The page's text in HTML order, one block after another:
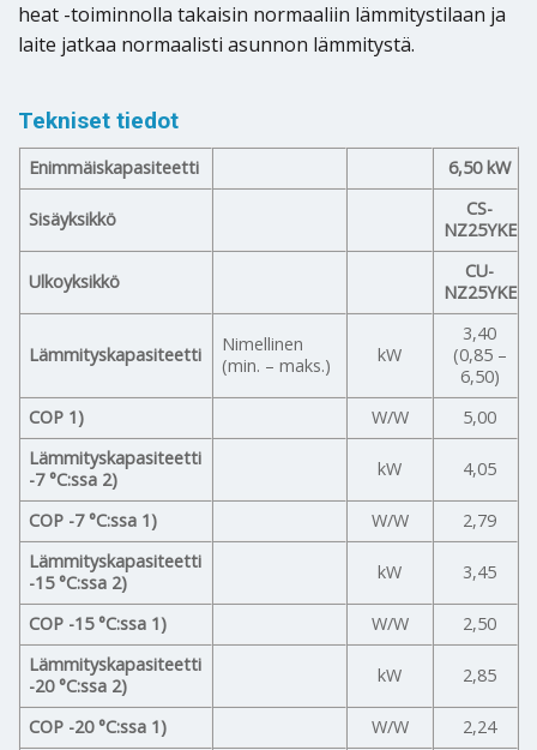
heat -toiminnolla takaisin normaaliin lämmitystilaan ja
laite jatkaa normaalisti asunnon lämmitystä.
Tekniset tiedot
Enimmäiskapasiteetti 6,50 kW
Sisäyksikkö
CS-
NZ25YKE
Ulkoyksikkö
CU-
NZ25YKE
Lämmityskapasiteetti
Nimellinen
(min. – maks.)
kW
3,40
(0,85 –
6,50)
COP 1)
W/W
5,00
Lämmityskapasiteetti
-7 °C:ssa 2)
kW 4,05
COP -7 °C:ssa 1) W/W
2,79
Lämmityskapasiteetti
-15 °C:ssa 2)
kW 3,45
COP -15 °C:ssa 1) W/W
2,50
Lämmityskapasiteetti
-20 °C:ssa 2)
kW 2,85
COP -20 °C:ssa 1) W/W 2,24